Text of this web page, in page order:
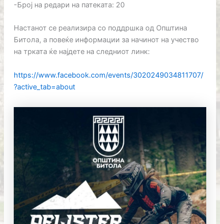
-Број на редари на патеката: 20
Настанот се реализира со поддршка од Општина
Битола, а повеќе информации за начинот на учество
на трката ќе најдете на следниот линк:
https://www.facebook.com/events/3020249034811707/
?active_tab=about